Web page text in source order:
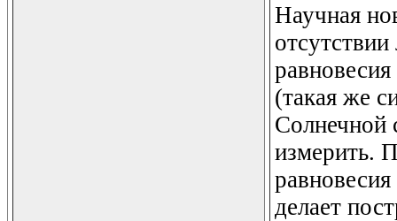
Научная
(такая же
Солнечной
измерить.
делает